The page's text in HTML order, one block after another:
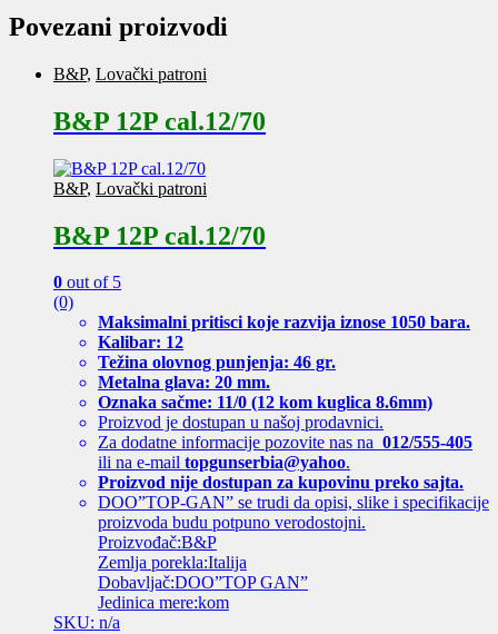
Povezani proizvodi
B&P, Lovački patroni
B&P 12P cal.12/70
B&P, Lovački patroni
B&P 12P cal.12/70
0 out of 5
(0)
Maksimalni pritisci koje razvija iznose 1050 bara.
Kalibar: 12
Težina olovnog punjenja: 46 gr.
Metalna glava: 20 mm.
Oznaka sačme: 11/0 (12 kom kuglica 8.6mm)
Proizvod je dostupan u našoj prodavnici.
Za dodatne informacije pozovite nas na 012/555-405
ili na e-mail topgunserbia@yahoo.
Proizvod nije dostupan za kupovinu preko sajta.
DOO”TOP-GAN” se trudi da opisi, slike i specifikacije
proizvoda budu potpuno verodostojni.
Proizvođač:B&P
Zemlja porekla:Italija
Dobavljač:DOO”TOP GAN”
Jedinica mere:kom
SKU: n/a